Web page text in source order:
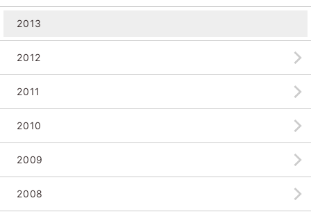
2013
2012
2011
2010
2009
2008